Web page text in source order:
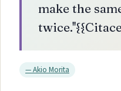
make the
—Akio Morita